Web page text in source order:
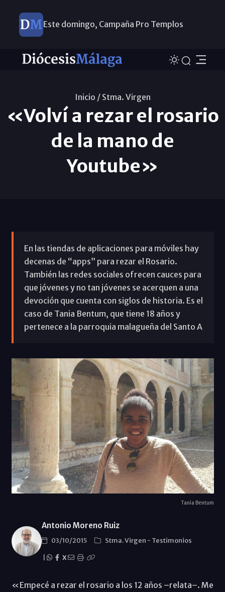
Este domingo, Campaña Pro Templos
Inicio / Stma. Virgen
«Volví a rezar el rosario
de la mano de
Youtube»
En las tiendas de aplicaciones para móviles hay
decenas de “apps” para rezar el Rosario.
También las redes sociales ofrecen cauces para
que jóvenes y no tan jóvenes se acerquen a una
devoción que cuenta con siglos de historia. Es el
caso de Tania Bentum, que tiene 18 años y
pertenece a la parroquia malagueña del Santo A
Tania Bentum
Antonio Moreno Ruiz
03/10/2015 Stma. Virgen - Testimonios
X
«Empecé a rezar el rosario a los 12 años –relata–. Me